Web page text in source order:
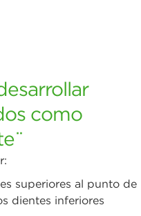
como
superiores al punto de
dientes inferiores